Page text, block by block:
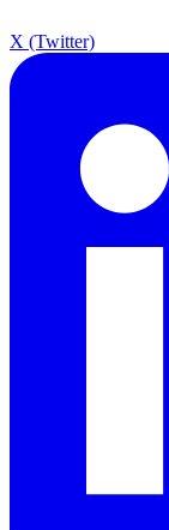
X (Twitter)